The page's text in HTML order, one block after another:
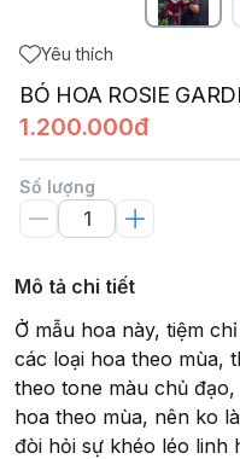
Yêu thích
BÓ HOA ROSIE
1.200.000đ
Số lượng
Mô tả chi tiết
Ở mẫu hoa này, tiệm
các loại hoa theo mùa,
theo tone màu chủ
hoa theo mùa, nên ko
đòi hỏi sự khéo léo linh